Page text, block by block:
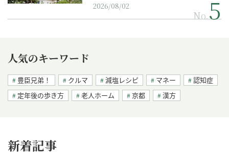
2026/08/02
No.
人気のキーワード
豊臣兄弟！ クルマ 減塩レシピ マネー
認知症
定年後の歩き方
老人ホーム 京都 漢方
新着記事